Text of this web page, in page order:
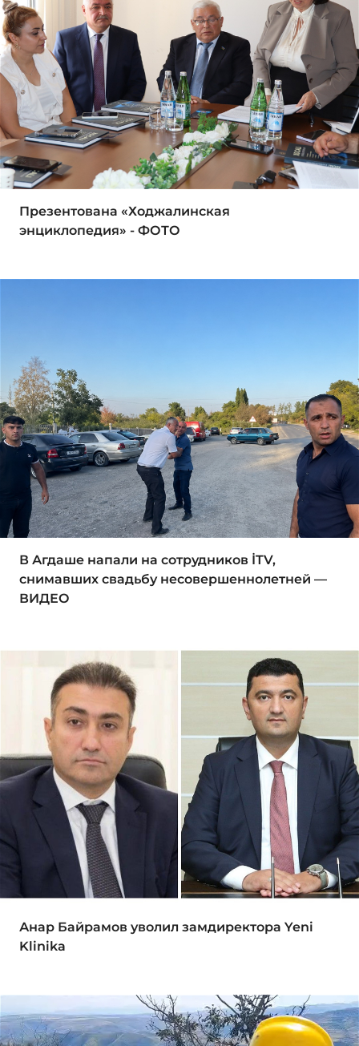
Презентована «Ходжалинская
энциклопедия» - ФОТО
В Агдаше напали на сотрудников İTV,
снимавших свадьбу несовершеннолетней —
ВИДЕО
Анар Байрамов уволил замдиректора Yeni
Klinika